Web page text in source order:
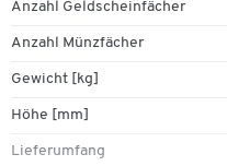
Der Hartgeldeinsatz hebt sich
das Herausfallen des
Anzahl Geldscheinfächer
Anzahl Münzfächer
Gewicht [kg]
Höhe [mm]
Lieferumfang